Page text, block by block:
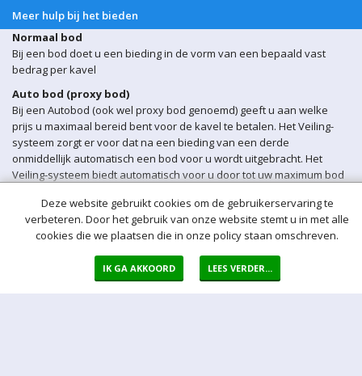
Meer hulp bij het bieden
Normaal bod
Bij een bod doet u een bieding in de vorm van een bepaald vast
bedrag per kavel
Auto bod (proxy bod)
Bij een Autobod (ook wel proxy bod genoemd) geeft u aan welke
prijs u maximaal bereid bent voor de kavel te betalen. Het Veiling-
systeem zorgt er voor dat na een bieding van een derde
onmiddellijk automatisch een bod voor u wordt uitgebracht. Het
Veiling-systeem biedt automatisch voor u door tot uw maximum bod
Sluitingsmoment kavel
Indien er op een bepaald moment een bieding op een kavel wordt
sluitingsmoment van de betreffende kavel automatisch verlengd
Deze website gebruikt cookies om de gebruikerservaring te
verbeteren. Door het gebruik van onze website stemt u in met alle
cookies die we plaatsen die in onze policy staan omschreven.
IK GA AKKOORD LEES VERDER...